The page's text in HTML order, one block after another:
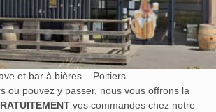
et bar à bières – Poitiers
ou pouvez y passer, nous vous offrons la
vos commandes chez notre